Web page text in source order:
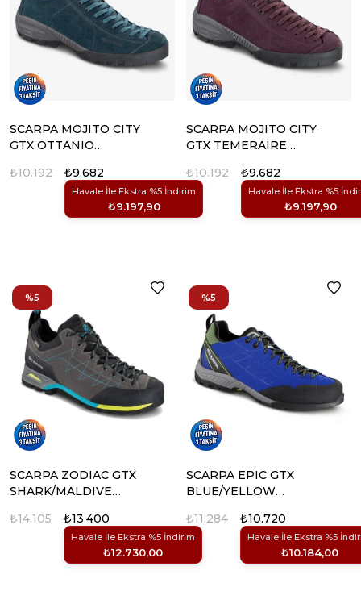
SCARPA MOJITO CITY
GTX OTTANIO
₺9.682
Havale İle Ekstra %5 İndirim
₺9.197,90
₺10.192
SCARPA MOJITO CITY
GTX TEMERAIRE
₺9.682
Havale İle Ekstra %5
₺9.197,90
₺10.192
SCARPA ZODIAC GTX
SHARK/MALDIVE
₺13.400
Havale İle Ekstra %5 İndirim
₺12.730,00
₺14.105
%5
SCARPA EPIC GTX
BLUE/YELLOW
₺10.720
Havale İle Ekstra %5
₺10.184,00
₺11.284
%5